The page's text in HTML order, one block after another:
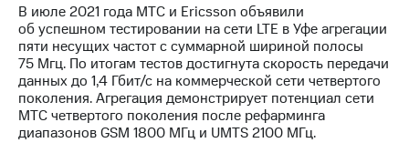
В июле 2021 года МТС и Ericsson объявили
об успешном тестировании на сети LTE в Уфе агрегации
пяти несущих частот с суммарной шириной полосы
75 Мгц. По итогам тестов достигнута скорость передачи
данных до 1,4 Гбит/с на коммерческой сети четвертого
поколения. Агрегация демонстрирует потенциал сети
МТС четвертого поколения после рефарминга
диапазонов GSM 1800 МГц и UMTS 2100 МГц.